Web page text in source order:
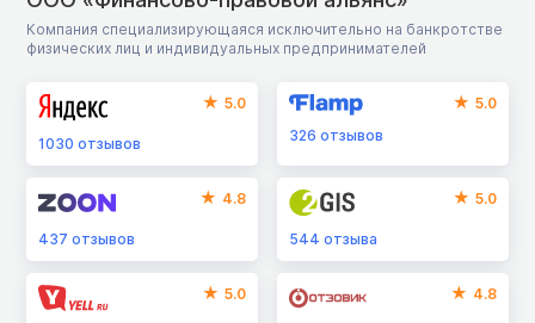
Компания специализирующаяся исключительно на банкротстве
физических лиц и индивидуальных предпринимателей
5.0
1030 отзывов
5.0
326отзывов
4.8
437 отзывов
5.0
544отзыва
5.0 4.8